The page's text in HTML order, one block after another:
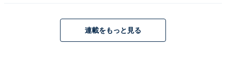
参加型のイベントも年間を通じて充実。観光庁「心のバ
リアフリー」認定施設で、館内に段差はなく貸出し用車
連載をもっと見る